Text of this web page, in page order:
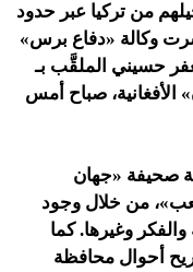
من تركيا عبر حدود
كما نشرت وكالة «دفاع برس»
حسيني الملقَّب بـ
الأفغانية، صباح أمس
صحيفة «جهان
من خلال وجود
والفكر وغيرها. كما
أحوال محافظة